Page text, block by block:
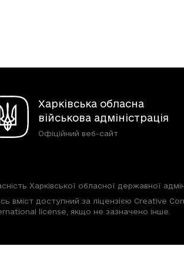
Харківська обласна
військова адміністрація
Офіційний веб-сайт
Харківської обласної державної
вміст доступний за ліцензією Creative
license, якщо не зазначено інше.